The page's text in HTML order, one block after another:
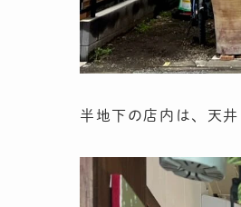
半地下の店内は、天